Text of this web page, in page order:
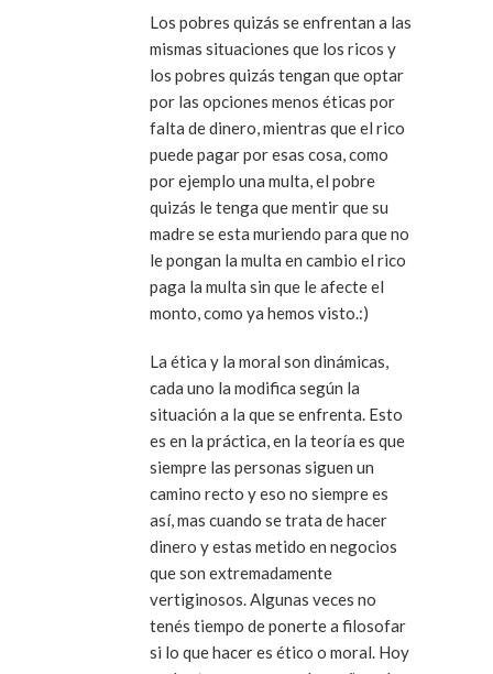
Los pobres quizás se enfrentan a las
mismas situaciones que los ricos y
los pobres quizás tengan que optar
por las opciones menos éticas por
falta de dinero, mientras que el rico
puede pagar por esas cosa, como
por ejemplo una multa, el pobre
quizás le tenga que mentir que su
madre se esta muriendo para que no
le pongan la multa en cambio el rico
paga la multa sin que le afecte el
monto, como ya hemos visto.:)
La ética y la moral son dinámicas,
cada uno la modifica según la
situación a la que se enfrenta. Esto
es en la práctica, en la teoría es que
siempre las personas siguen un
camino recto y eso no siempre es
así, mas cuando se trata de hacer
dinero y estas metido en negocios
que son extremadamente
vertiginosos. Algunas veces no
tenés tiempo de ponerte a filosofar
si lo que hacer es ético o moral. Hoy